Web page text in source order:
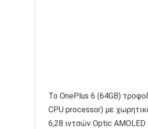
Το OnePlus 6 (64GB)
CPU processor) με
6,28 ιντσών Optic AMOLED